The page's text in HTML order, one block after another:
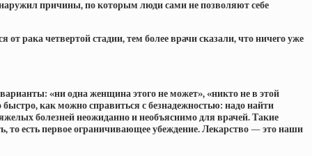
причины, по которым люди сами не позволяют себе
рака четвертой стадии, тем более врачи сказали, что ничего уже
«ни одна женщина этого не может», «никто не в этой
как можно справиться с безнадежностью: надо найти
болезней неожиданно и необъяснимо для врачей. Такие
то есть первое ограничивающее убеждение. Лекарство — это наши